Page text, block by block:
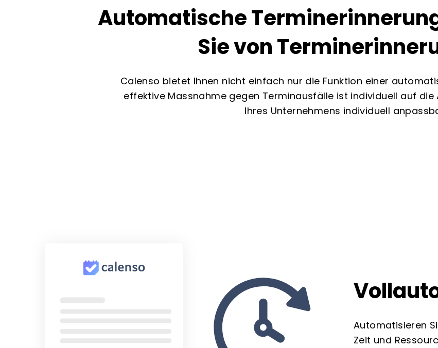
Automatische
Sie von
Calenso bietet Ihnen nicht einfach nur die Funktion einer
effektive Massnahme gegen Terminausfälle ist individuell auf die
Ihres Unternehmens individuell
Automatisieren
Zeit und